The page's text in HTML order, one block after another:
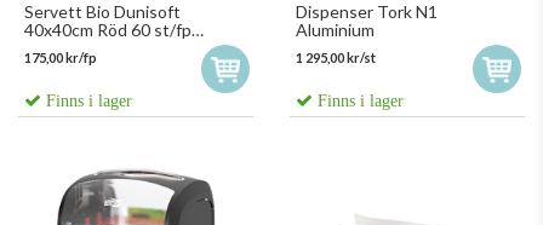
Servett Bio Dunisoft
40x40cm Röd 60 st/fp
140451
175,00 kr/fp
Finns i lager
Dispenser Tork N1
Aluminium
1 295,00 kr/st
Finns i lager